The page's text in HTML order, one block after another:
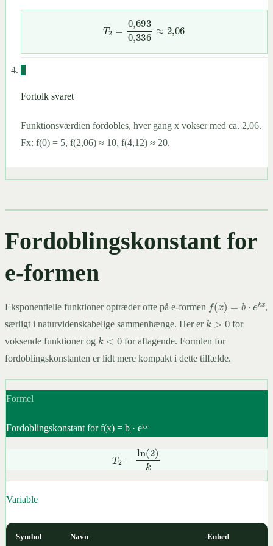
0,6930,336
4
Fortolk svaret
Funktionsværdien fordobles, hver gang x vokser med ca. 2,06.
Fx: f(0) = 5, f(2,06) ≈ 10, f(4,12) ≈ 20.
Fordoblingskonstant for
e-formen
Eksponentielle funktioner optræder ofte på e-formen f(x)= b⋅ ek x
,
særligt i naturvidenskabelige sammenhænge. Her er
k
for
voksende funktioner og
k
for aftagende. Formlen for
fordoblingskonstanten er lidt mere kompakt i dette tilfælde.
Formel
Fordoblingskonstant for f(x) = b · eᵏˣ
2)
Variable
Symbol Navn Enhed